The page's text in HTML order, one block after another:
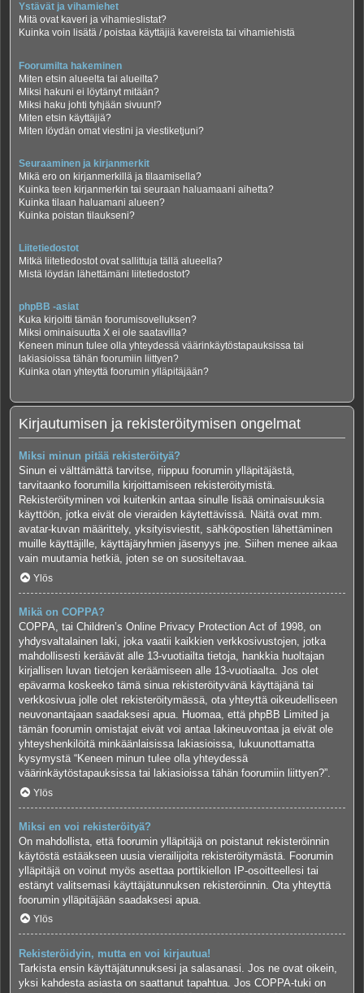
Ystävät ja vihamiehet
Mitä ovat kaveri ja vihamieslistat?
Kuinka voin lisätä / poistaa käyttäjiä kavereista tai vihamiehistä
Foorumilta hakeminen
Miten etsin alueelta tai alueilta?
Miksi hakuni ei löytänyt mitään?
Miksi haku johti tyhjään sivuun!?
Miten etsin käyttäjiä?
Miten löydän omat viestini ja viestiketjuni?
Seuraaminen ja kirjanmerkit
Mikä ero on kirjanmerkillä ja tilaamisella?
Kuinka teen kirjanmerkin tai seuraan haluamaani aihetta?
Kuinka tilaan haluamani alueen?
Kuinka poistan tilaukseni?
Liitetiedostot
Mitkä liitetiedostot ovat sallittuja tällä alueella?
Mistä löydän lähettämäni liitetiedostot?
phpBB -asiat
Kuka kirjoitti tämän foorumisovelluksen?
Miksi ominaisuutta X ei ole saatavilla?
Keneen minun tulee olla yhteydessä väärinkäytöstapauksissa tai
lakiasioissa tähän foorumiin liittyen?
Kuinka otan yhteyttä foorumin ylläpitäjään?
Kirjautumisen ja rekisteröitymisen ongelmat
Miksi minun pitää rekisteröityä?
Sinun ei välttämättä tarvitse, riippuu foorumin ylläpitäjästä,
tarvitaanko foorumilla kirjoittamiseen rekisteröitymistä.
Rekisteröityminen voi kuitenkin antaa sinulle lisää ominaisuuksia
käyttöön, jotka eivät ole vieraiden käytettävissä. Näitä ovat mm.
avatar-kuvan määrittely, yksityisviestit, sähköpostien lähettäminen
muille käyttäjille, käyttäjäryhmien jäsenyys jne. Siihen menee aikaa
vain muutamia hetkiä, joten se on suositeltavaa.
Ylös
Mikä on COPPA?
COPPA, tai Children’s Online Privacy Protection Act of 1998, on
yhdysvaltalainen laki, joka vaatii kaikkien verkkosivustojen, jotka
mahdollisesti keräävät alle 13-vuotiailta tietoja, hankkia huoltajan
kirjallisen luvan tietojen keräämiseen alle 13-vuotiaalta. Jos olet
epävarma koskeeko tämä sinua rekisteröityvänä käyttäjänä tai
verkkosivua jolle olet rekisteröitymässä, ota yhteyttä oikeudelliseen
neuvonantajaan saadaksesi apua. Huomaa, että phpBB Limited ja
tämän foorumin omistajat eivät voi antaa lakineuvontaa ja eivät ole
yhteyshenkilöitä minkäänlaisissa lakiasioissa, lukuunottamatta
kysymystä “Keneen minun tulee olla yhteydessä
väärinkäytöstapauksissa tai lakiasioissa tähän foorumiin liittyen?”.
Ylös
Miksi en voi rekisteröityä?
On mahdollista, että foorumin ylläpitäjä on poistanut rekisteröinnin
käytöstä estääkseen uusia vierailijoita rekisteröitymästä. Foorumin
ylläpitäjä on voinut myös asettaa porttikiellon IP-osoitteellesi tai
estänyt valitsemasi käyttäjätunnuksen rekisteröinnin. Ota yhteyttä
foorumin ylläpitäjään saadaksesi apua.
Ylös
Rekisteröidyin, mutta en voi kirjautua!
Tarkista ensin käyttäjätunnuksesi ja salasanasi. Jos ne ovat oikein,
yksi kahdesta asiasta on saattanut tapahtua. Jos COPPA-tuki on